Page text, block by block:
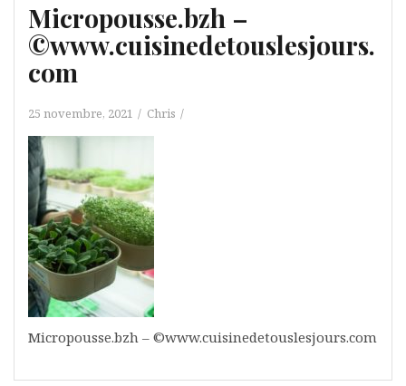
Micropousse.bzh –
©www.cuisinedetouslesjours.
com
25 novembre, 2021 Chris
Micropousse.bzh – ©www.cuisinedetouslesjours.com